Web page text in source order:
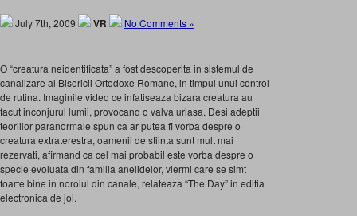
July 7th, 2009 VR No Comments »
O “creatura neidentificata” a fost descoperita in sistemul de
canalizare al Bisericii Ortodoxe Romane, in timpul unui control
de rutina. Imaginile video ce infatiseaza bizara creatura au
facut inconjurul lumii, provocand o valva uriasa. Desi adeptii
teoriilor paranormale spun ca ar putea fi vorba despre o
creatura extraterestra, oamenii de stiinta sunt mult mai
rezervati, afirmand ca cel mai probabil este vorba despre o
specie evoluata din familia anelidelor, viermi care se simt
foarte bine in noroiul din canale, relateaza “The Day” in editia
electronica de joi.